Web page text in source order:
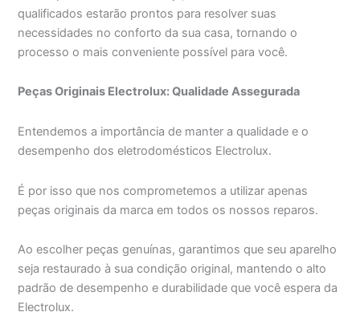
qualificados estarão prontos para resolver suas
necessidades no conforto da sua casa, tornando o
processo o mais conveniente possível para você.
Peças Originais Electrolux: Qualidade Assegurada
Entendemos a importância de manter a qualidade e o
desempenho dos eletrodomésticos Electrolux.
É por isso que nos comprometemos a utilizar apenas
peças originais da marca em todos os nossos reparos.
Ao escolher peças genuínas, garantimos que seu aparelho
seja restaurado à sua condição original, mantendo o alto
padrão de desempenho e durabilidade que você espera da
Electrolux.